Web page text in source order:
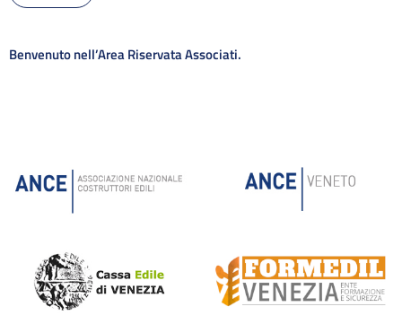
Benvenuto nell’Area Riservata Associati.